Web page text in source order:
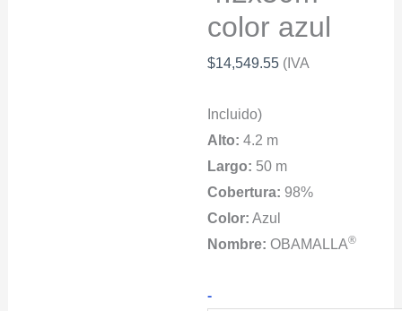
color azul
$14,549.55 (IVA
Incluido)
Alto: 4.2 m
Largo: 50 m
Cobertura: 98%
Color: Azul
Nombre: OBAMALLA®
-Estructura